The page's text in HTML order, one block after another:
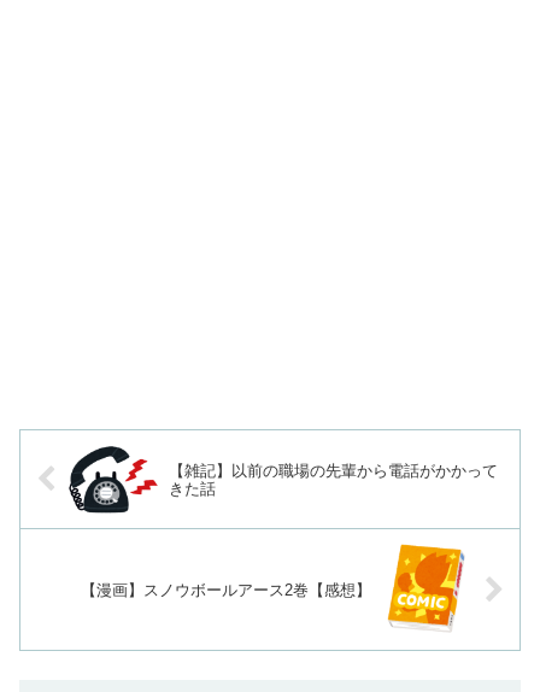
【雑記】以前の職場の先輩から電話がかかって
きた話
【漫画】スノウボールアース2巻【感想】